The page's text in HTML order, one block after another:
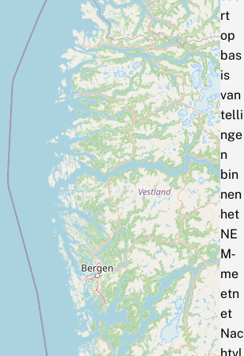
rt
op
bas
is
van
telli
nge
n
bin
nen
het
NE
M‑
me
etn
et
Nac